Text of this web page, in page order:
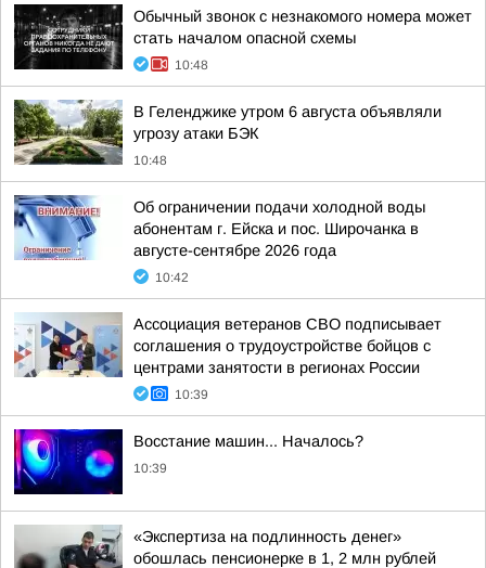
Обычный звонок с незнакомого номера может
стать началом опасной схемы
10:48
В Геленджике утром 6 августа объявляли
угрозу атаки БЭК
10:48
Об ограничении подачи холодной воды
абонентам г. Ейска и пос. Широчанка в
августе-сентябре 2026 года
10:42
Ассоциация ветеранов СВО подписывает
соглашения о трудоустройстве бойцов с
центрами занятости в регионах России
10:39
Восстание машин... Началось?
10:39
«Экспертиза на подлинность денег»
обошлась пенсионерке в 1, 2 млн рублей